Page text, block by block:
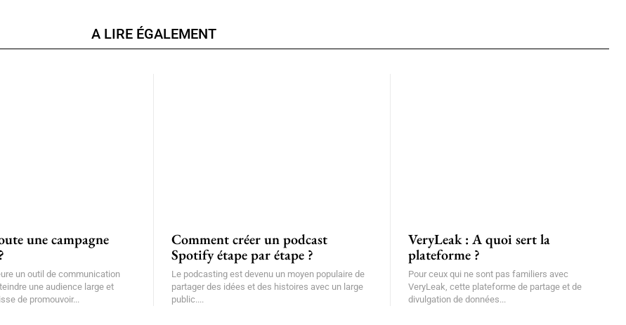
A LIRE ÉGALEMENT
une campagne
un outil de communication
une audience large et
de promouvoir...
Comment créer un podcast
Spotify étape par étape ?
Le podcasting est devenu un moyen populaire de
partager des idées et des histoires avec un large
public....
VeryLeak : A quoi sert la
plateforme ?
Pour ceux qui ne sont pas familiers avec
VeryLeak, cette plateforme de partage et de
divulgation de données...